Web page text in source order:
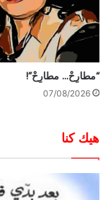
“مطارِحْ… مطارِحْ”!
07/08/2026
هيك كنا